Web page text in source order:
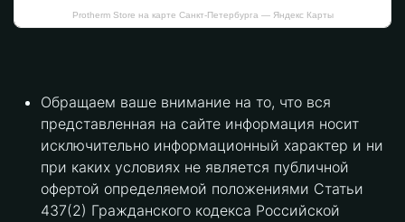
Protherm Store на карте Санкт‑Петербурга — Яндекс Карты
Обращаем ваше внимание на то, что вся
представленная на сайте информация носит
исключительно информационный характер и ни
при каких условиях не является публичной
офертой определяемой положениями Статьи
437(2) Гражданского кодекса Российской